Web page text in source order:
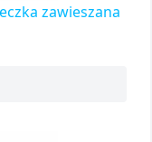
zawieszana